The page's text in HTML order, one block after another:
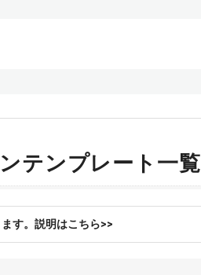
テンプレート一覧
す。説明はこちら>>